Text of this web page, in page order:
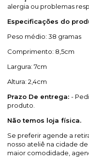
alergia ou problemas
Especificações do
Peso médio: 38 gramas
Comprimento: 8,5cm
Largura: 7cm
Altura: 2,4cm
Prazo De entrega: -
produto.
Não temos loja física.
Se preferir agende a
nosso ateliê na cidade de
maior comodidade,